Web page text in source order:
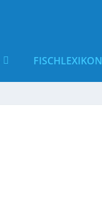
FISCHLEXIKON